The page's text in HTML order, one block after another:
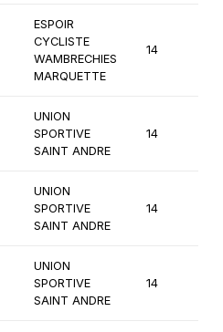
ESPOIR
CYCLISTE
WAMBRECHIES
MARQUETTE
14
UNION
SPORTIVE
SAINT ANDRE
14
UNION
SPORTIVE
SAINT ANDRE
14
UNION
SPORTIVE
SAINT ANDRE
14